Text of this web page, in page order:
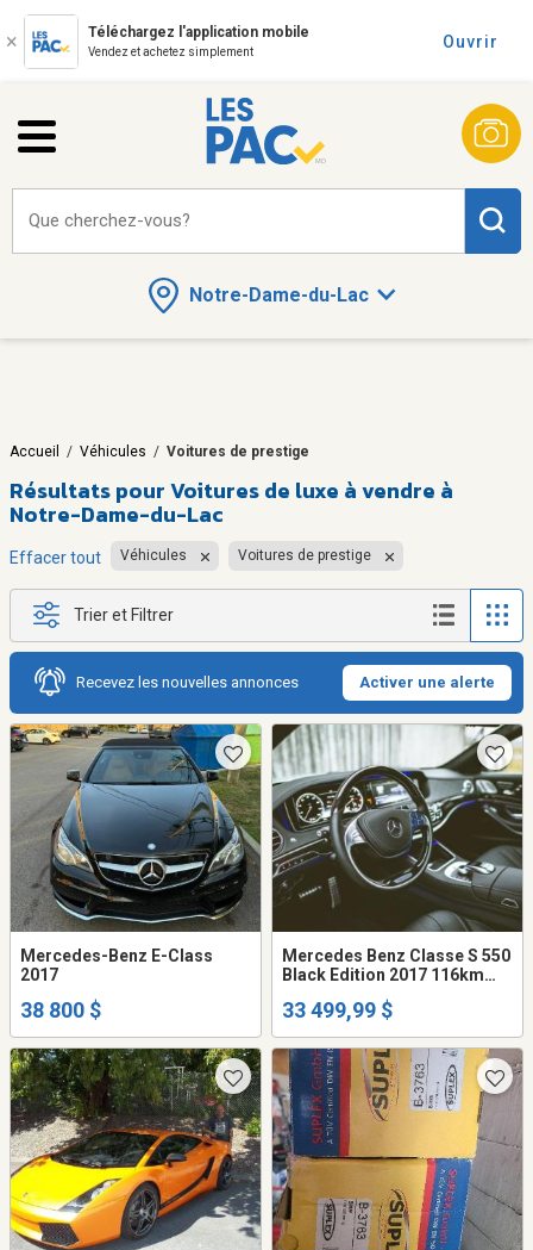
Téléchargez l'application mobile
Vendez et achetez simplement
Ouvrir
Notre-Dame-du-Lac
Que cherchez-vous?
Accueil / Véhicules / Voitures de prestige
Résultats pourVoitures de luxe à vendre à
Notre-Dame-du-Lac
Effacer tout Véhicules Voitures de prestige
Trier et Filtrer
Recevez les nouvelles annonces Activer une alerte
Mercedes-Benz E-Class
2017
38 800 $
Mercedes Benz Classe S 550
Black Edition 2017 116km
fully equiped, sun roof moon
33 499,99 $